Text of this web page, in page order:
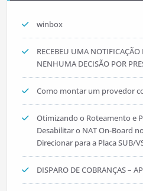
winbox
RECEBEU UMA
NENHUMA DECISÃO POR
Como montar um provedor
Otimizando o Roteamento e
Desabilitar o NAT On-Board
Direcionar para a Placa SUB/
DISPARO DE COBRANÇAS –